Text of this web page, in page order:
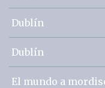
Dublín
Dublín
El mundo a